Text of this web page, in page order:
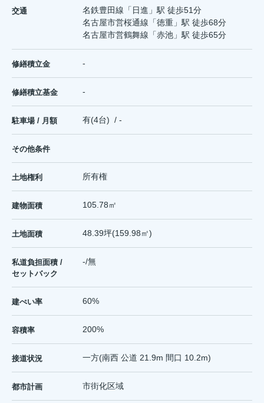
交通 名鉄豊田線 「 日進 」駅 徒歩51分
名古屋市営桜通線 「徳重 」駅 徒歩68分
名古屋市営鶴舞線 「赤池 」駅 徒歩65分
修繕積立金 -
修繕積立基金 -
駐車場 / 月額 有(4台) / -
その他条件
土地権利 所有権
建物面積 105.78㎡
土地面積 48.39坪(159.98㎡)
私道負担面積 /
セットバック
-/無
建ぺい率 60%
容積率 200%
接道状況 一方(南西 公道 21.9m 間口 10.2m)
都市計画 市街化区域